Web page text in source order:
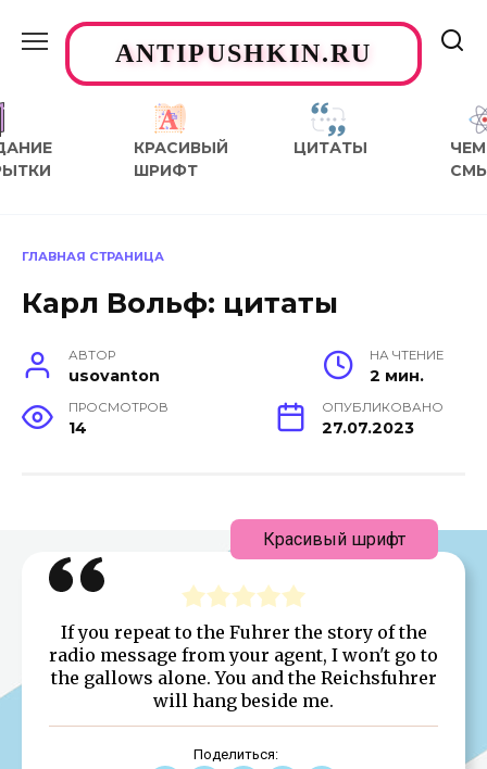
содержаниюANTIPUSHKIN.RU
КРАСИВЫЙ
ШРИФТ
ЦИТАТЫ
ЧЕМ
ГЛАВНАЯ СТРАНИЦА
Карл Вольф: цитаты
АВТОР
usovanton
НА ЧТЕНИЕ
2 мин.
ПРОСМОТРОВ
14
ОПУБЛИКОВАНО
27.07.2023
If you repeat to the Fuhrer the story of the
radio message from your agent, I won't go to
the gallows alone. You and the Reichsfuhrer
will hang beside me.
Поделиться:
Красивый шрифт